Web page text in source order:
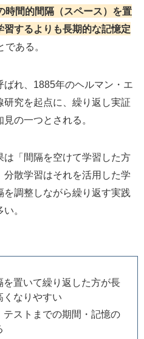
時間的間隔（スペース）を置
習するよりも長期的な記憶定
である。
ばれ、1885年のヘルマン・エ
研究を起点に、繰り返し実証
の一つとされる。
「間隔を空けて学習した方
散学習はそれを活用した学
調整しながら繰り返す実践
。
置いて繰り返した方が長
くなりやすい
ストまでの期間・記憶の